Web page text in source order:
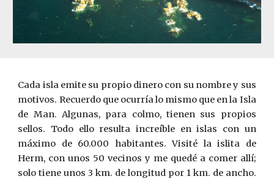
Cada isla emite su propio dinero con su nombre y sus
motivos. Recuerdo que ocurría lo mismo que en la Isla
de Man. Algunas, para colmo, tienen sus propios
sellos. Todo ello resulta increíble en islas con un
máximo de 60.000 habitantes. Visité la islita de
Herm, con unos 50 vecinos y me quedé a comer allí;
solo tiene unos 3 km. de longitud por 1 km. de ancho.